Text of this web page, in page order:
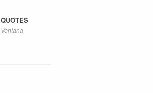
QUOTES
Ventana